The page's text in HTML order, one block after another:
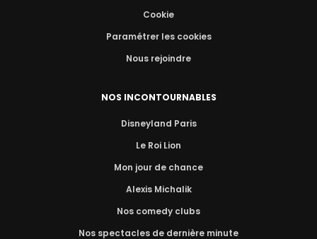
Cookie
Paramétrer les cookies
Nous rejoindre
NOS INCONTOURNABLES
Disneyland Paris
Le Roi Lion
Mon jour de chance
Alexis Michalik
Nos comedy clubs
Nos spectacles de dernière minute